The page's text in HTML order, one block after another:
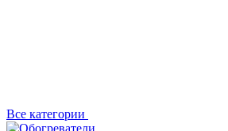
Все категории